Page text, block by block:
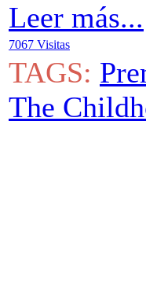
Leer más...
7067 Visitas
TAGS:
The